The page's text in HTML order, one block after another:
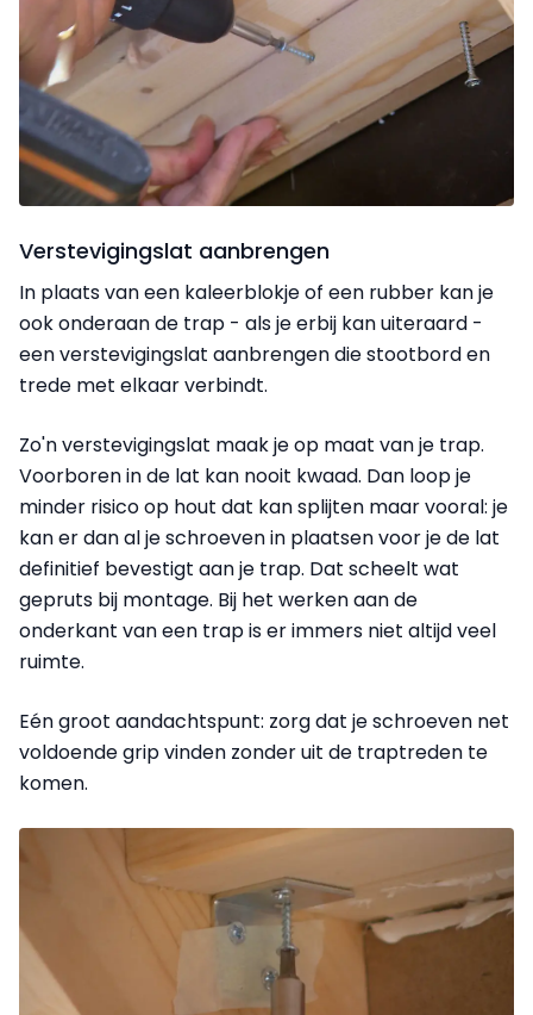
Verstevigingslat aanbrengen
In plaats van een kaleerblokje of een rubber kan je
ook onderaan de trap - als je erbij kan uiteraard -
een verstevigingslat aanbrengen die stootbord en
trede met elkaar verbindt.
Zo'n verstevigingslat maak je op maat van je trap.
Voorboren in de lat kan nooit kwaad. Dan loop je
minder risico op hout dat kan splijten maar vooral: je
kan er dan al je schroeven in plaatsen voor je de lat
definitief bevestigt aan je trap. Dat scheelt wat
gepruts bij montage. Bij het werken aan de
onderkant van een trap is er immers niet altijd veel
ruimte.
Eén groot aandachtspunt: zorg dat je schroeven net
voldoende grip vinden zonder uit de traptreden te
komen.